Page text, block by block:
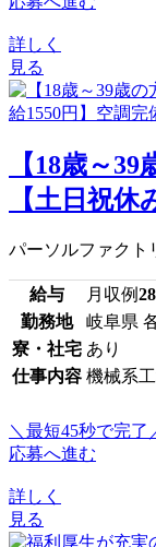
詳しく
見る
【18歳～
【土日祝休
パーソルファクト
給与 月収例
勤務地
岐阜県
寮・社宅 あり
仕事内容 機械系
＼最短45秒で完了
応募へ進む
詳しく
見る